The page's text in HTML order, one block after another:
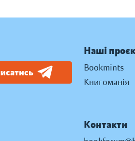
Наші
Bookmints
Книгоманія
Контакти